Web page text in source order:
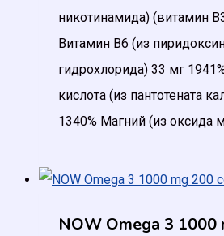
никотинамида) (витамин
Витамин B6 (из
гидрохлорида) 33 мг
кислота (из пантотената
1340% Магний (из оксида
NOW Omega 3 1000